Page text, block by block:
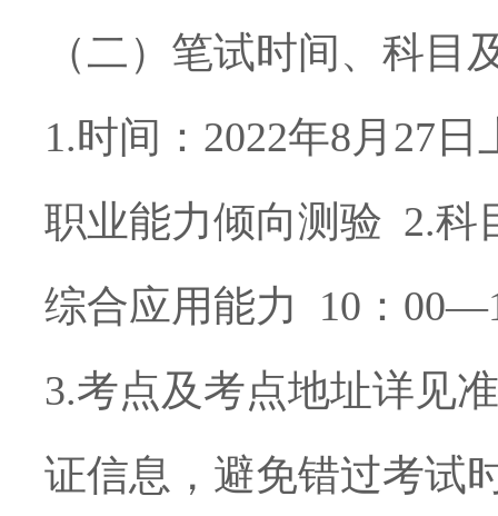
（二）笔试时间、科目
1.时间： 2022年8月 27 日
职业能力倾向测验 2.科
综合应用能力
10 ：
3.考点及考点地址详见
证信息，避免错过考试